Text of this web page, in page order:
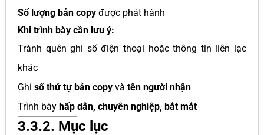
Số lượng bản copy được phát hành
Khi trình bày cần lưu ý:
Tránh quên ghi số điện thoại hoặc thông tin liên lạc
khác
Ghi số thứ tự bản copy và tên người nhận
Trình bày hấp dẫn, chuyên nghiệp, bắt mắt
3.3.2. Mục lục